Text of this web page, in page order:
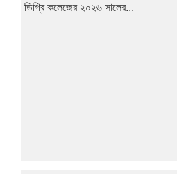
ডিগ্রি কলেজের ২০২৬ সালের...